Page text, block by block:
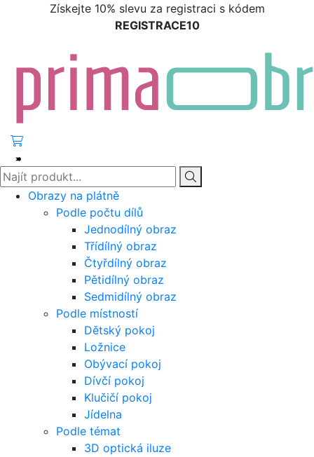
Získejte 10% slevu za registraci s kódem
REGISTRACE10
Obrazy na plátně
Podle počtu dílů
Jednodílný obraz
Třídílný obraz
Čtyřdílný obraz
Pětidílný obraz
Sedmidílný obraz
Podle místností
Dětský pokoj
Ložnice
Obývací pokoj
Dívčí pokoj
Klučičí pokoj
Jídelna
Podle témat
3D optická iluze